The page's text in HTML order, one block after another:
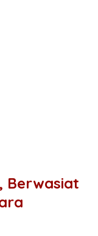
Berwasiat